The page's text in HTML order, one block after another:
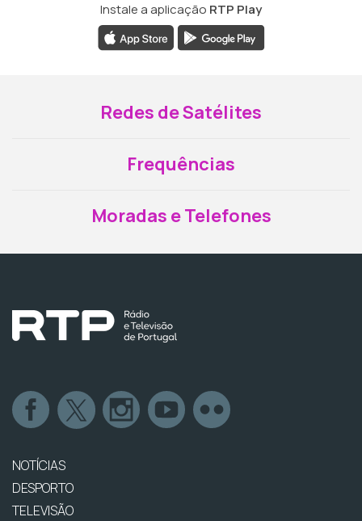
Instale a aplicação RTP Play
Redes de Satélites
Frequências
Moradas e Telefones
NOTÍCIAS
DESPORTO
TELEVISÃO